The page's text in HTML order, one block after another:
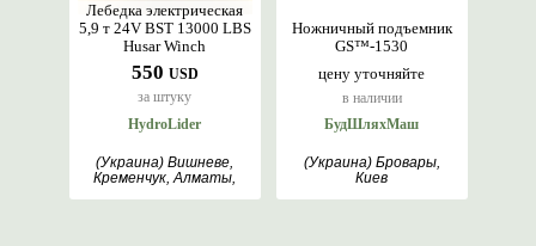
550 USD
за штуку
Лебедка электрическая
5,9 т 24V BST 13000 LBS
Husar Winch
HydroLider
(Украина) Вишневе,
Кременчук, Алматы,
цену уточняйте
в наличии
Ножничный подъемник
GS™-1530
БудШляхМаш
(Украина) Бровары,
Киев